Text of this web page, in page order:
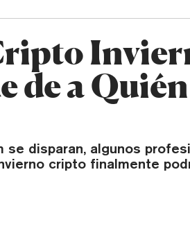
de a
disparan, algunos
cripto finalmente